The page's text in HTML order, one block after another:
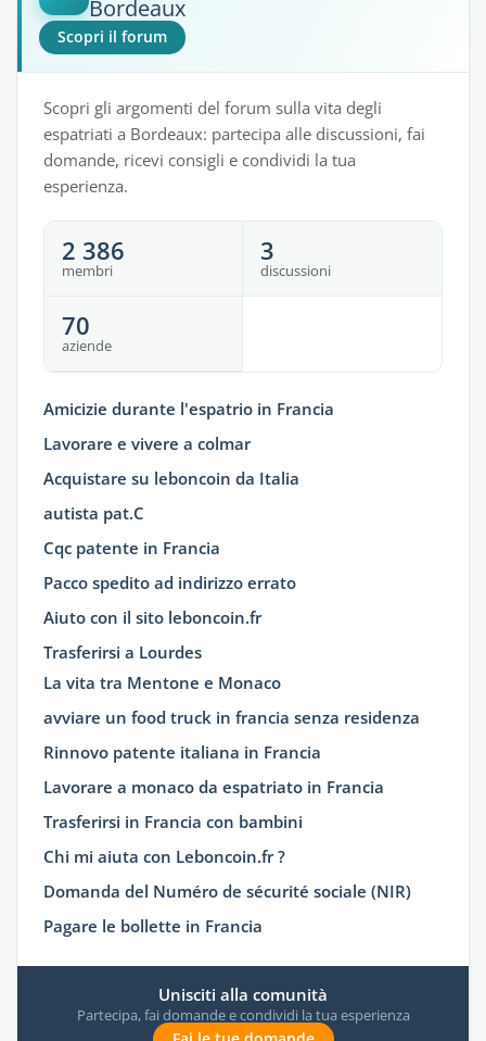
Bordeaux
Scopri il forum
Scopri gli argomenti del forum sulla vita degli
espatriati a Bordeaux: partecipa alle discussioni, fai
domande, ricevi consigli e condividi la tua
esperienza.
2 386
membri
3
discussioni
70
aziende
Amicizie durante l'espatrio in Francia
Lavorare e vivere a colmar
Acquistare su leboncoin da Italia
autista pat.C
Cqc patente in Francia
Pacco spedito ad indirizzo errato
Aiuto con il sito leboncoin.fr
Trasferirsi a Lourdes
La vita tra Mentone e Monaco
avviare un food truck in francia senza residenza
Rinnovo patente italiana in Francia
Lavorare a monaco da espatriato in Francia
Trasferirsi in Francia con bambini
Chi mi aiuta con Leboncoin.fr ?
Domanda del Numéro de sécurité sociale (NIR)
Pagare le bollette in Francia
Unisciti alla comunità
Partecipa, fai domande e condividi la tua esperienza